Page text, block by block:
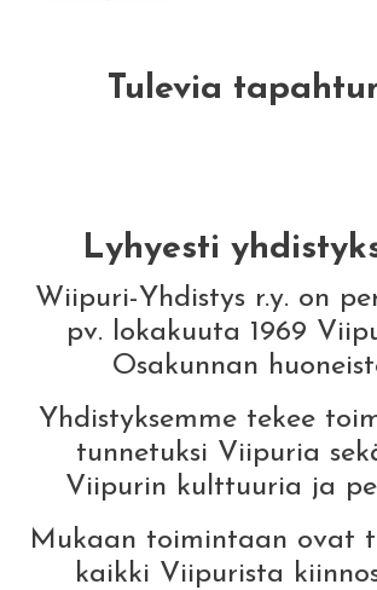
Tulevia
Lyhyesti
Wiipuri-Yhdistys r.y. on
pv. lokakuuta 1969
Osakunnan
Yhdistyksemme tekee
tunnetuksi Viipuria
Viipurin kulttuuria ja
Mukaan toimintaan ovat
kaikki Viipurista